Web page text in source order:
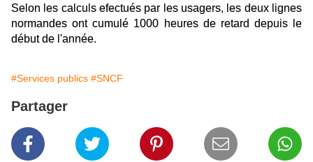
Selon les calculs efectués par les usagers, les deux lignes
normandes ont cumulé 1000 heures de retard depuis le
début de l'année.
#Services publics #SNCF
Partager